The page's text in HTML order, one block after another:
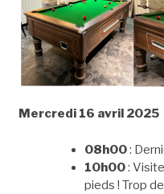
Mercredi 16 avril 2025
08h00:
10h00:
pieds ! Trop